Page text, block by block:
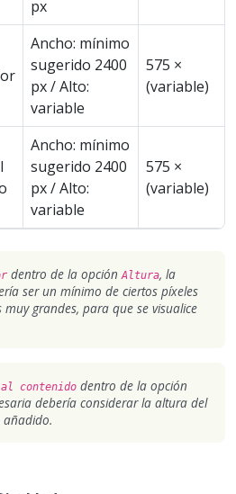
px
Ancho: mínimo
sugerido 2400
px / Alto:
variable
575 ×
(variable)
Ancho: mínimo
sugerido 2400
px / Alto:
variable
575 ×
(variable)
dentro de la opción Altura, la
ser un mínimo de ciertos píxeles
grandes, para que se visualice
contenido dentro de la opción
debería considerar la altura del